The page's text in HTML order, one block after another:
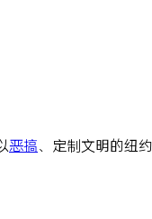
恶搞、定制文明的纽